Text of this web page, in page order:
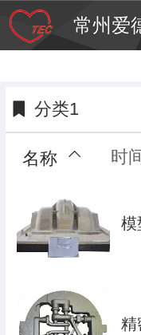
常州爱
分类1
名称 时
模
精